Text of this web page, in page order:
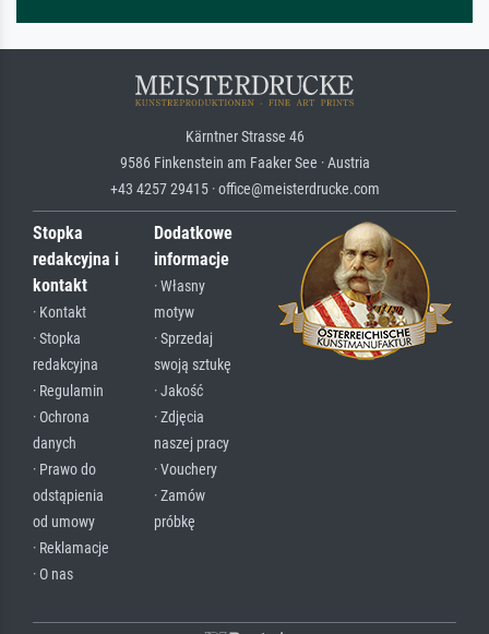
Kärntner Strasse 46
9586 Finkenstein am Faaker See · Austria
+43 4257 29415 · office@meisterdrucke.com
Stopka
redakcyjna i
kontakt
· Kontakt
· Stopka
redakcyjna
· Regulamin
· Ochrona
danych
· Prawo do
odstąpienia
od umowy
· Reklamacje
· O nas
Dodatkowe
informacje
· Własny
motyw
· Sprzedaj
swoją sztukę
· Jakość
· Zdjęcia
naszej pracy
· Vouchery
· Zamów
próbkę